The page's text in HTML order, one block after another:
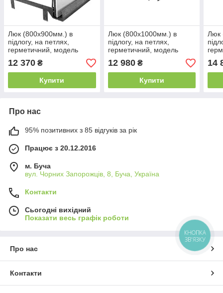
Люк (800х900мм.) в
підлогу, на петлях,
герметичний, модель
"APF-U"
12 370 ₴
Купити
Люк (800х1000мм.) в
підлогу, на петлях,
герметичний, модель
"APF-U"
12 980₴
Купити
Люк
14
Про нас
95% позитивних з 85 відгуків за рік
Працює з 20.12.2016
м. Буча
вул. Чорних Запорожців, 8, Буча, Україна
Контакти
Сьогодні вихідний
Показати весь графік роботи
Про нас
Контакти
КНОПКА
ЗВ'ЯЗКУ